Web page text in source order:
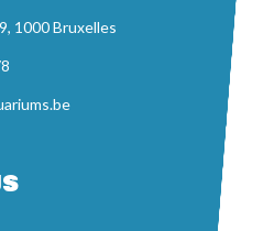
1000 Bruxelles